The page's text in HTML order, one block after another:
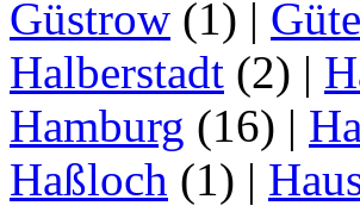
Güstrow (1) |
Halberstadt (2) |
Hamburg (16) |
Haßloch (1) |